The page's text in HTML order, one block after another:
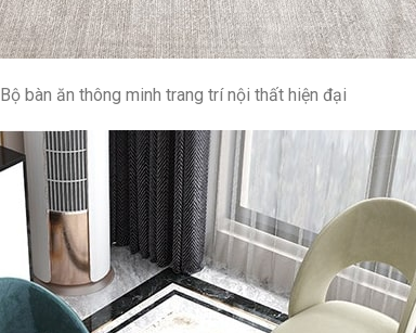
Bộ bàn ăn thông minh trang trí nội thất hiện đại